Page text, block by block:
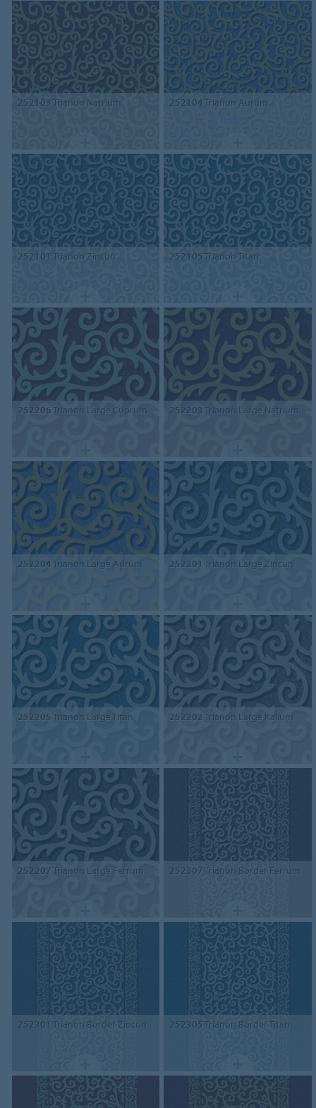
252103 Trianon Natrium 252104Trianon Aurum
252101 Trianon Zincun 252105Trianon Titan
252206Trianon Large Cuprum 252203 Trianon Large Natrium
252204Trianon Large Aurum 252201 Trianon Large Zincun
252205 Trianon Large Titan 252202Trianon Large Kalium
252207Trianon Large Ferrum 252307Trianon Border Ferrum
252301 Trianon Border Zincun 252305 Trianon Border Titan